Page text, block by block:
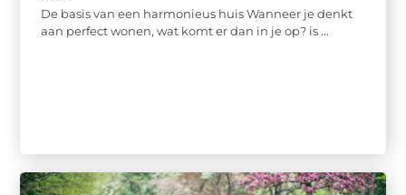
De basis van een harmonieus huis Wanneer je denkt
aan perfect wonen, wat komt er dan in je op? is ...